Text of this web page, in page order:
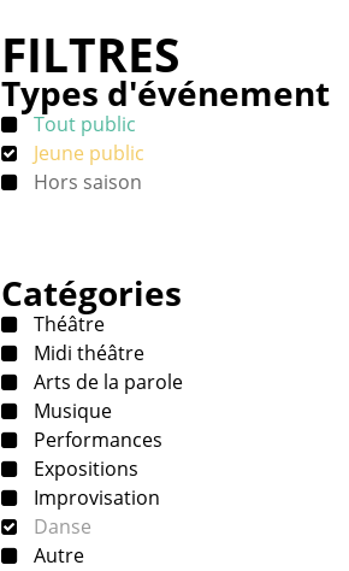
FILTRES
Types d'événement
Tout public
Jeune public
Hors saison
Catégories
Théâtre
Midi théâtre
Arts de la parole
Musique
Performances
Expositions
Improvisation
Danse
Autre